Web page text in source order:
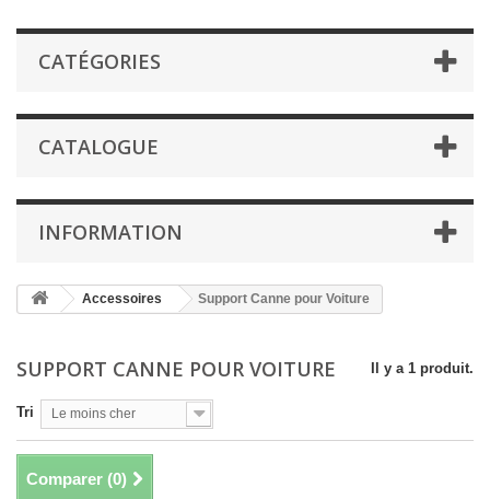
CATÉGORIES
CATALOGUE
INFORMATION
Accessoires Support Canne pour Voiture
SUPPORT CANNE POUR VOITURE Il y a 1 produit.
Tri Le moins cher
Comparer (0)